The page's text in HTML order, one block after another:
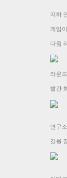
지하
게임
다음
라운
빨간
연구
길을